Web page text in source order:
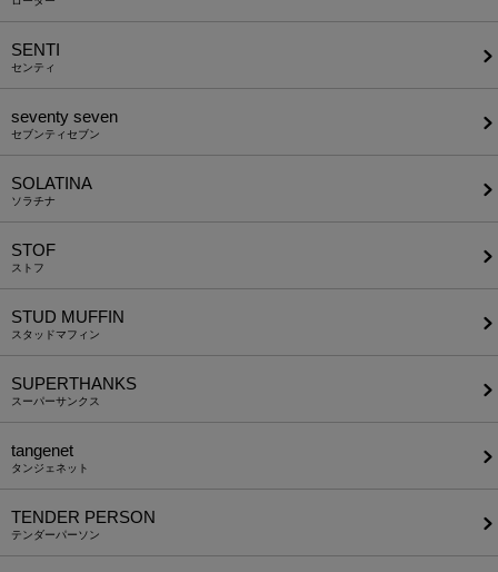
SENTI
センティ
seventy seven
セブンティセブン
SOLATINA
ソラチナ
STOF
ストフ
STUD MUFFIN
スタッドマフィン
SUPERTHANKS
スーパーサンクス
tangenet
タンジェネット
TENDER PERSON
テンダーパーソン